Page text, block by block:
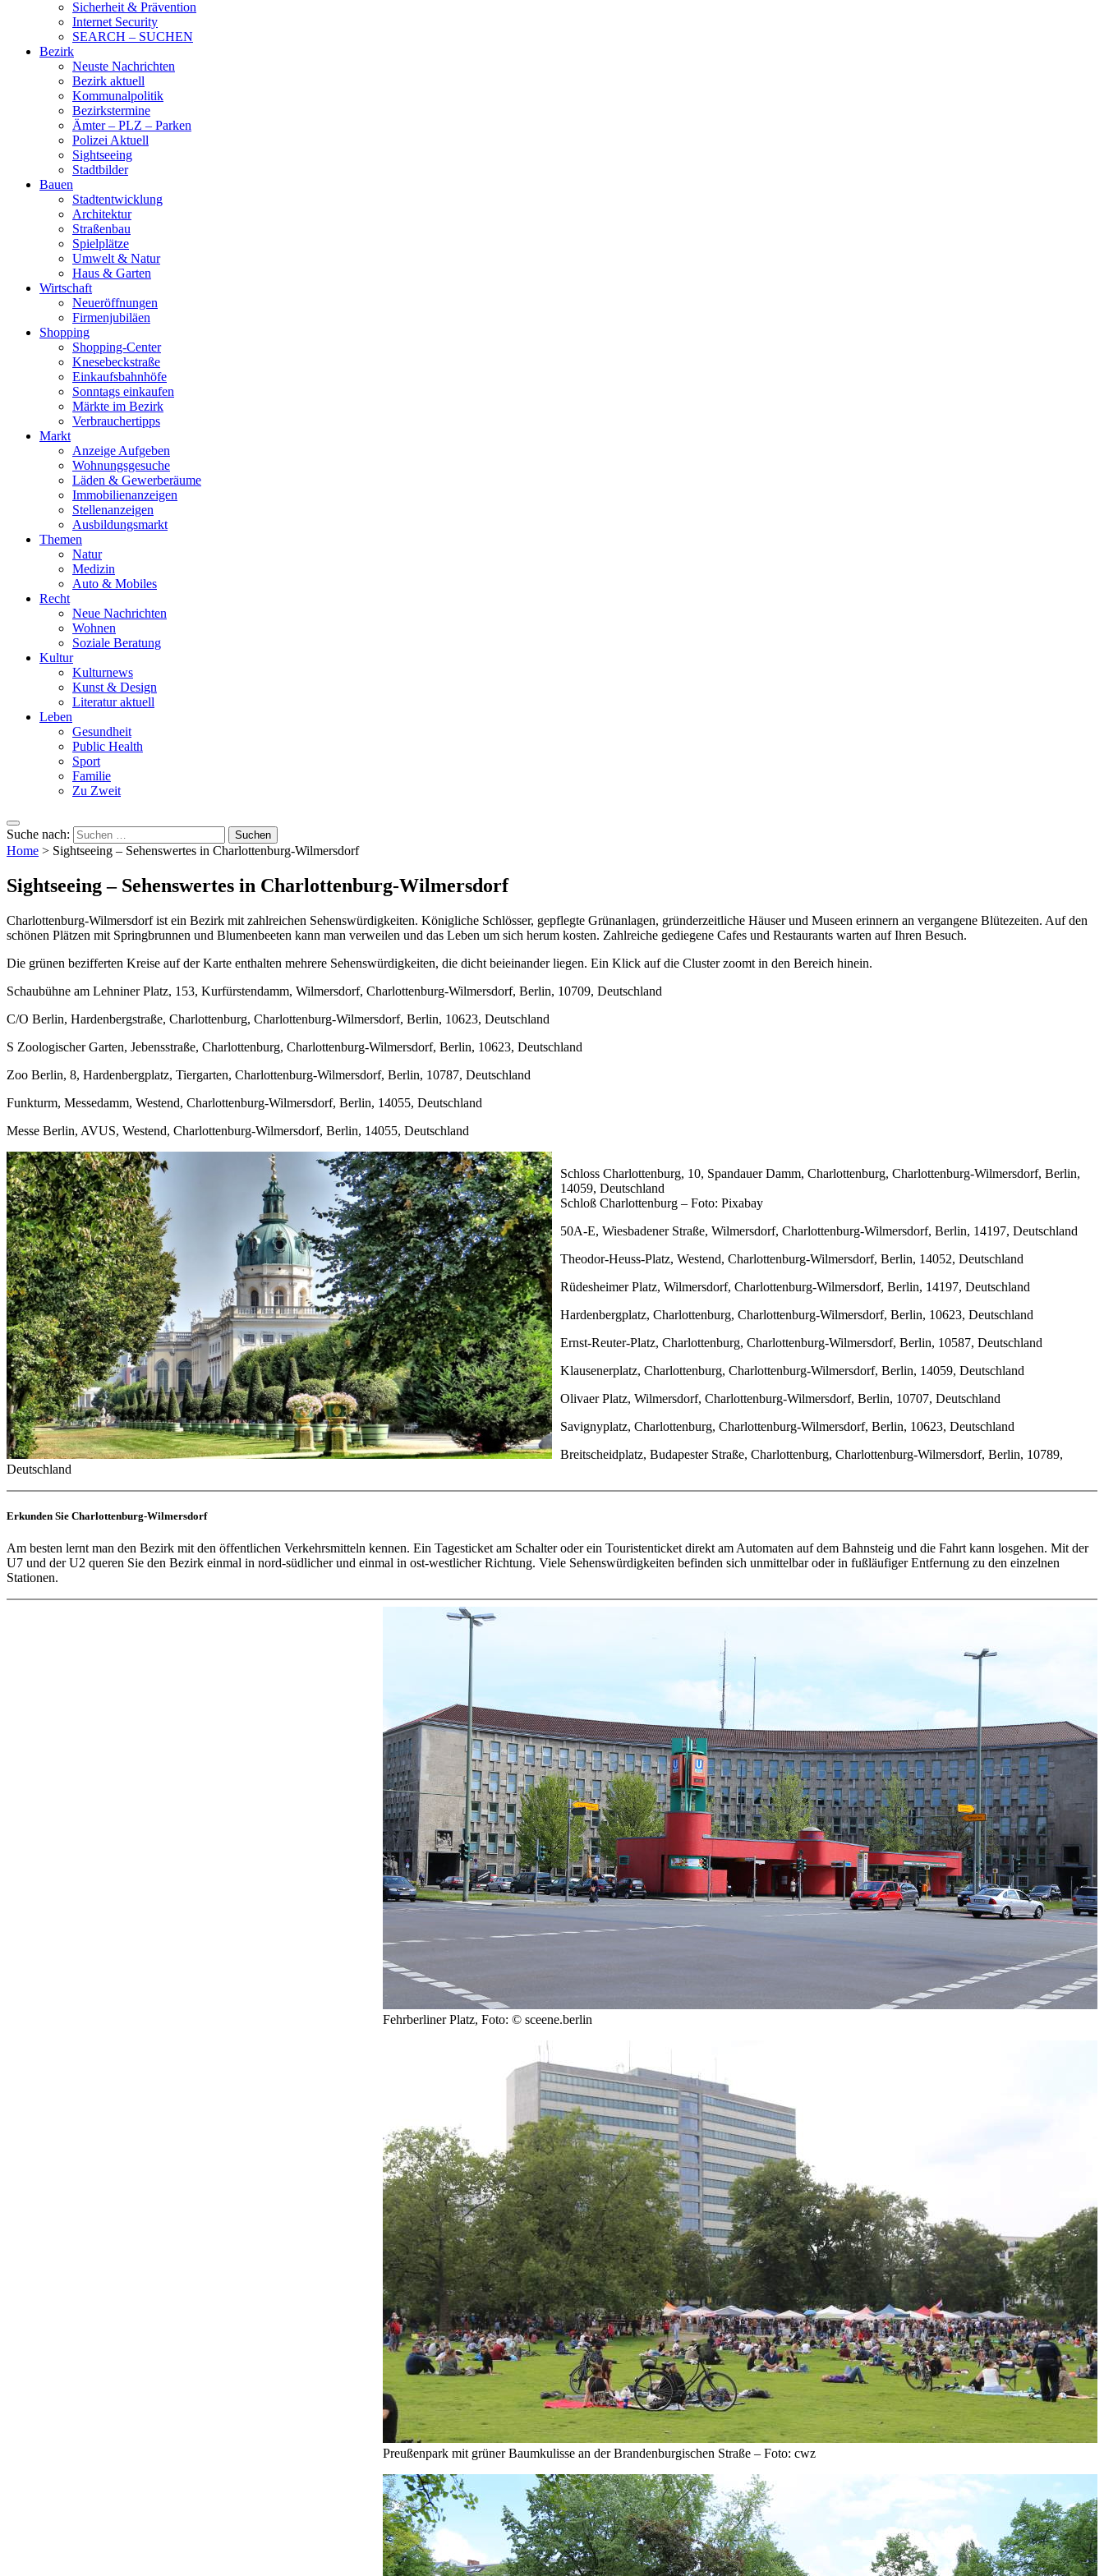
Sicherheit & Prävention
Internet Security
SEARCH – SUCHEN
Bezirk
Neuste Nachrichten
Bezirk aktuell
Kommunalpolitik
Bezirkstermine
Ämter – PLZ – Parken
Polizei Aktuell
Sightseeing
Stadtbilder
Bauen
Stadtentwicklung
Architektur
Straßenbau
Spielplätze
Umwelt & Natur
Haus & Garten
Wirtschaft
Neueröffnungen
Firmenjubiläen
Shopping
Shopping-Center
Knesebeckstraße
Einkaufsbahnhöfe
Sonntags einkaufen
Märkte im Bezirk
Verbrauchertipps
Markt
Anzeige Aufgeben
Wohnungsgesuche
Läden & Gewerberäume
Immobilienanzeigen
Stellenanzeigen
Ausbildungsmarkt
Themen
Natur
Medizin
Auto & Mobiles
Recht
Neue Nachrichten
Wohnen
Soziale Beratung
Kultur
Kulturnews
Kunst & Design
Literatur aktuell
Leben
Gesundheit
Public Health
Sport
Familie
Zu Zweit
Suche nach:
Home > Sightseeing – Sehenswertes in Charlottenburg-Wilmersdorf
Sightseeing – Sehenswertes in Charlottenburg-Wilmersdorf
Charlottenburg-Wilmersdorf ist ein Bezirk mit zahlreichen Sehenswürdigkeiten. Königliche Schlösser, gepflegte Grünanlagen, gründerzeitliche Häuser und Museen erinnern an vergangene Blütezeiten. Auf den
schönen Plätzen mit Springbrunnen und Blumenbeeten kann man verweilen und das Leben um sich herum kosten. Zahlreiche gediegene Cafes und Restaurants warten auf Ihren Besuch.
Die grünen bezifferten Kreise auf der Karte enthalten mehrere Sehenswürdigkeiten, die dicht beieinander liegen. Ein Klick auf die Cluster zoomt in den Bereich hinein.
Schaubühne am Lehniner Platz, 153, Kurfürstendamm, Wilmersdorf, Charlottenburg-Wilmersdorf, Berlin, 10709, Deutschland
C/O Berlin, Hardenbergstraße, Charlottenburg, Charlottenburg-Wilmersdorf, Berlin, 10623, Deutschland
S Zoologischer Garten, Jebensstraße, Charlottenburg, Charlottenburg-Wilmersdorf, Berlin, 10623, Deutschland
Zoo Berlin, 8, Hardenbergplatz, Tiergarten, Charlottenburg-Wilmersdorf, Berlin, 10787, Deutschland
Funkturm, Messedamm, Westend, Charlottenburg-Wilmersdorf, Berlin, 14055, Deutschland
Messe Berlin, AVUS, Westend, Charlottenburg-Wilmersdorf, Berlin, 14055, Deutschland
Schloss Charlottenburg, 10, Spandauer Damm, Charlottenburg, Charlottenburg-Wilmersdorf, Berlin,
14059, Deutschland
Schloß Charlottenburg – Foto: Pixabay
50A-E, Wiesbadener Straße, Wilmersdorf, Charlottenburg-Wilmersdorf, Berlin, 14197, Deutschland
Theodor-Heuss-Platz, Westend, Charlottenburg-Wilmersdorf, Berlin, 14052, Deutschland
Rüdesheimer Platz, Wilmersdorf, Charlottenburg-Wilmersdorf, Berlin, 14197, Deutschland
Hardenbergplatz, Charlottenburg, Charlottenburg-Wilmersdorf, Berlin, 10623, Deutschland
Ernst-Reuter-Platz, Charlottenburg, Charlottenburg-Wilmersdorf, Berlin, 10587, Deutschland
Klausenerplatz, Charlottenburg, Charlottenburg-Wilmersdorf, Berlin, 14059, Deutschland
Olivaer Platz, Wilmersdorf, Charlottenburg-Wilmersdorf, Berlin, 10707, Deutschland
Savignyplatz, Charlottenburg, Charlottenburg-Wilmersdorf, Berlin, 10623, Deutschland
Breitscheidplatz, Budapester Straße, Charlottenburg, Charlottenburg-Wilmersdorf, Berlin, 10789,
Deutschland
Erkunden Sie Charlottenburg-Wilmersdorf
Am besten lernt man den Bezirk mit den öffentlichen Verkehrsmitteln kennen. Ein Tagesticket am Schalter oder ein Touristenticket direkt am Automaten auf dem Bahnsteig und die Fahrt kann losgehen. Mit der
U7 und der U2 queren Sie den Bezirk einmal in nord-südlicher und einmal in ost-westlicher Richtung. Viele Sehenswürdigkeiten befinden sich unmittelbar oder in fußläufiger Entfernung zu den einzelnen
Stationen.
Fehrberliner Platz, Foto: © sceene.berlin
Preußenpark mit grüner Baumkulisse an der Brandenburgischen Straße – Foto: cwz